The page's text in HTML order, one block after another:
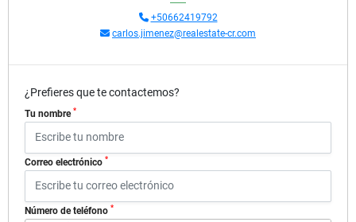
+50662419792
carlos.jimenez@realestate-cr.com
¿Prefieres que te contactemos?
Tu nombre *
Correo electrónico *
Número de teléfono *